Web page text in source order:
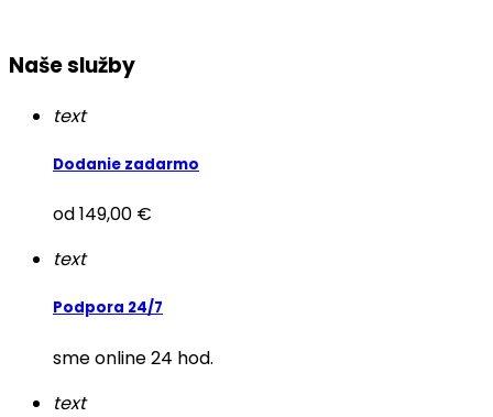
Naše služby
text
Dodanie zadarmo
od 149,00 €
text
Podpora 24/7
sme online 24 hod.
text